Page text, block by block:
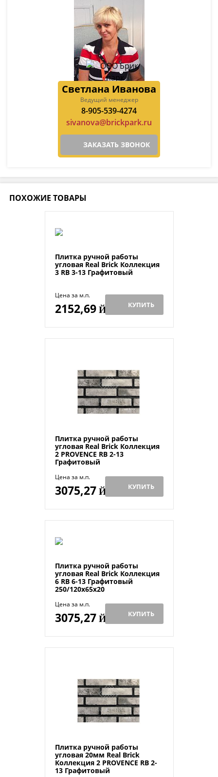
Светлана Иванова
Ведущий менеджер
8-905-539-4274
sivanova@brickpark.ru
ЗАКАЗАТЬ ЗВОНОК
ПОХОЖИЕ ТОВАРЫ
Плитка ручной работы
угловая Real Brick Коллекция
3 RB 3-13 Графитовый
Цена за м.п.
2152,69Й КУПИТЬ
Плитка ручной работы
угловая Real Brick Коллекция
2 PROVENCE RB 2-13
Графитовый
Цена за м.п.
3075,27Й КУПИТЬ
Плитка ручной работы
угловая Real Brick Коллекция
6 RB 6-13 Графитовый
250/120х65х20
Цена за м.п.
3075,27Й КУПИТЬ
Плитка ручной работы
угловая 20мм Real Brick
Коллекция 2 PROVENCE RB 2-
13 Графитовый